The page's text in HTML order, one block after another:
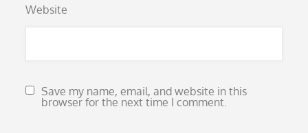
Website
Save my name, email, and website in this
browser for the next time I comment.